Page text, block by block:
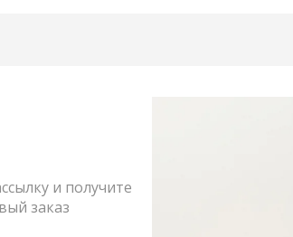
и получите
заказ